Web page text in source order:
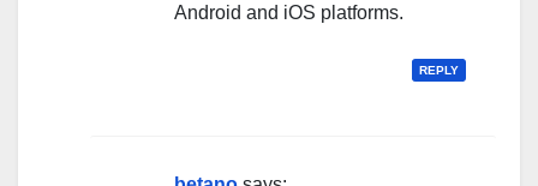
Android and iOS platforms.
REPLY